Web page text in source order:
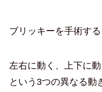
ブリッキーを手術す
左右に動く、上下に
という3つの異なる動